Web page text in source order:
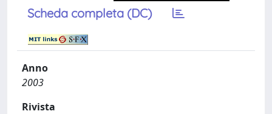
Scheda completa (DC)
Anno
2003
Rivista